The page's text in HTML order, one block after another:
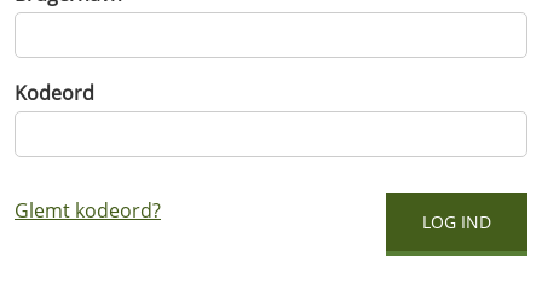
Kodeord
Glemt kodeord?